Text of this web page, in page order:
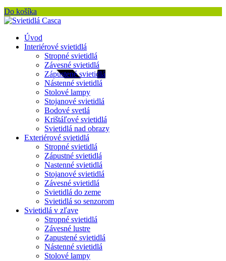
Do košíka
Úvod
Interiérové svietidlá
Stropné svietidlá
Závesné svietidlá
Zápustené svietidlá
Nástenné svietidlá
Stolové lampy
Stojanové svietidlá
Bodové svetlá
Krištáľové svietidlá
Svietidlá nad obrazy
Exteriérové svietidlá
Stropné svietidlá
Zápustné svietidlá
Nastenné svietidlá
Stojanové svietidlá
Závesné svietidlá
Svietidlá do zeme
Svietidlá so senzorom
Svietidlá v zľave
Stropné svietidlá
Závesné lustre
Zapustené svietidlá
Nástenné svietidlá
Stolové lampy